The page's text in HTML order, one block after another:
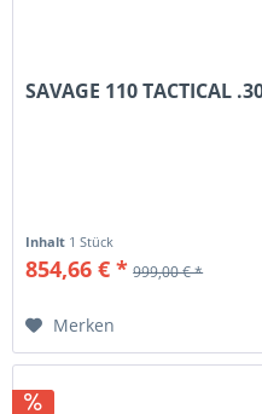
SAVAGE 110 TACTICAL
Inhalt 1 Stück
854,66 € * 999,00 € *
Merken